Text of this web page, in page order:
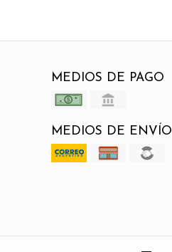
MEDIOS DE PAGO
MEDIOS DE ENVÍO